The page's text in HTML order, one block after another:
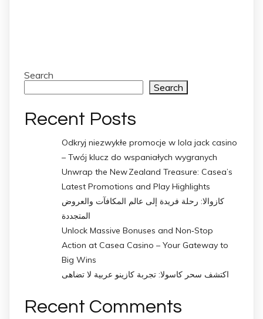
Search
Search
Recent Posts
Odkryj niezwykłe promocje w lola jack casino
– Twój klucz do wspaniałych wygranych
Unwrap the New Zealand Treasure: Casea’s
Latest Promotions and Play Highlights
كازوالا: رحلة فريدة إلى عالم المكافآت والعروض
المتجددة
Unlock Massive Bonuses and Non‑Stop
Action at Casea Casino – Your Gateway to
Big Wins
اكتشف سحر كاسولا: تجربة كازينو عربية لا تضاهى
Recent Comments